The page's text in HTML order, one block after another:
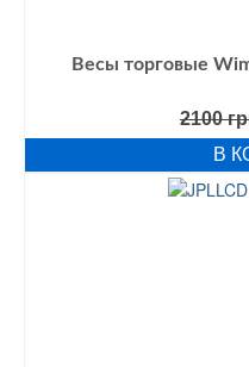
Весы торговые
2100
В